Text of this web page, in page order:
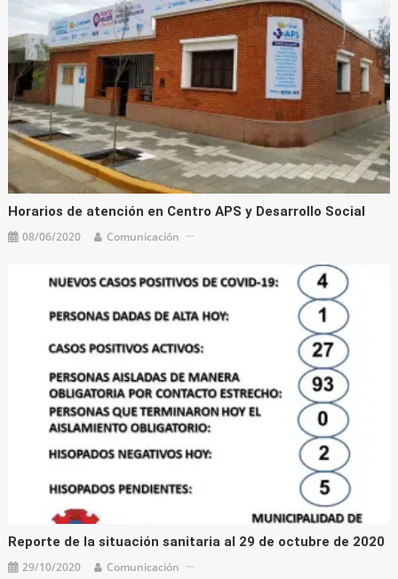
Horarios de atención en Centro APS y Desarrollo Social
08/06/2020 Comunicación
Reporte de la situación sanitaria al 29 de octubre de 2020
29/10/2020 Comunicación